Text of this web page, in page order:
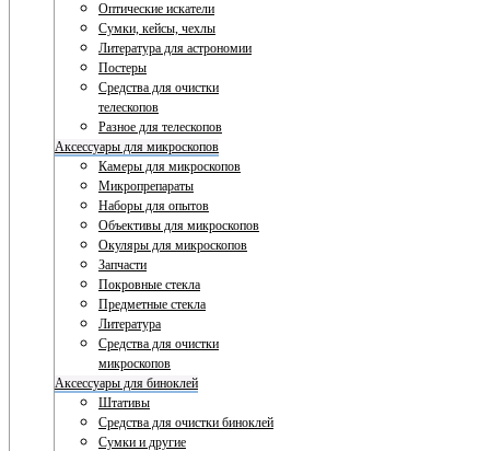
Оптические искатели
Сумки, кейсы, чехлы
Литература для астрономии
Постеры
Средства для очистки
телескопов
Разное для телескопов
Аксессуары для микроскопов
Камеры для микроскопов
Микропрепараты
Наборы для опытов
Объективы для микроскопов
Окуляры для микроскопов
Запчасти
Покровные стекла
Предметные стекла
Литература
Средства для очистки
микроскопов
Аксессуары для биноклей
Штативы
Средства для очистки биноклей
Сумки и другие